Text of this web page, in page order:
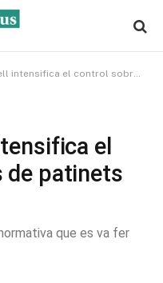
el control sobre l’ús de patinets elèctrics
el
de patinets
que es va fer